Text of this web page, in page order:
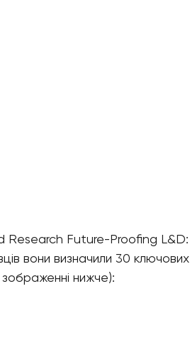
Research Future-Proofing L&D:
вони визначили 30 ключових
нижче):